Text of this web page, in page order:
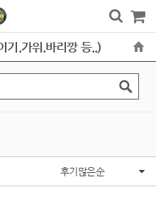
기.가위.바리깡 등..)
후기많은순